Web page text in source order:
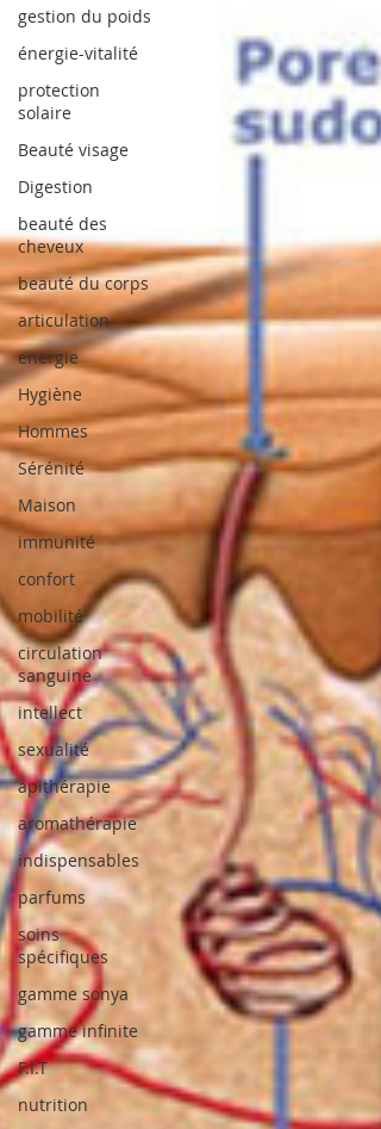
gestion du poids
énergie-vitalité
protection
solaire
Beauté visage
Digestion
beauté des
cheveux
beauté du corps
articulation
energie
Hygiène
Hommes
Sérénité
Maison
immunité
confort
mobilité
circulation
sanguine
intellect
sexualité
apithérapie
aromathérapie
indispensables
parfums
soins
spécifiques
gamme sonya
gamme infinite
F.I.T
nutrition